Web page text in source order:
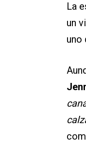
La
un
uno